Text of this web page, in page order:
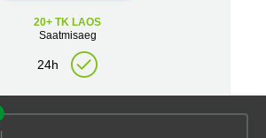
20+ TK LAOS
Saatmisaeg
24h